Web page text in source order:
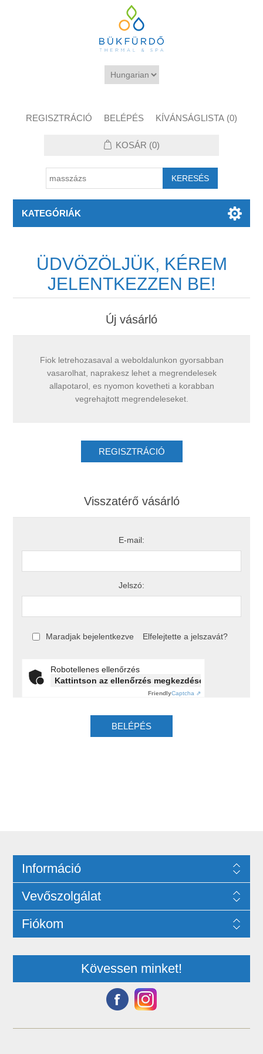
REGISZTRÁCIÓ BELÉPÉS KÍVÁNSÁGLISTA (0)
KOSÁR (0)
KATEGÓRIÁK
ÜDVÖZÖLJÜK, KÉREM
JELENTKEZZEN BE!
Új vásárló
Fiok letrehozasaval a weboldalunkon gyorsabban
vasarolhat, naprakesz lehet a megrendelesek
allapotarol, es nyomon kovetheti a korabban
vegrehajtott megrendeleseket.
Visszatérő vásárló
E-mail:
Jelszó:
Maradjak bejelentkezve Elfelejtette a jelszavát?
Robotellenes ellenőrzés
Kattintson az ellenőrzés megkezdéséhez
FriendlyCaptcha ⇗
Információ
Vevőszolgálat
Fiókom
Kövessen minket!